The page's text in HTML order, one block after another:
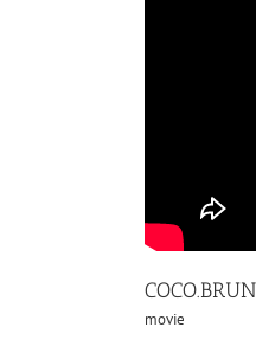
movie